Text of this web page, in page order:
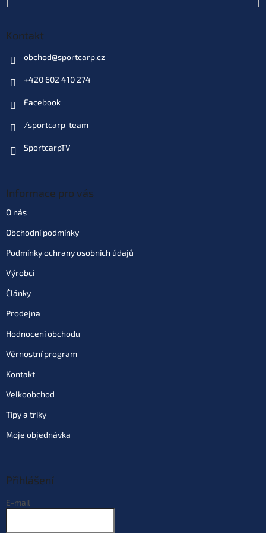
Kontakt
obchod@sportcarp.cz
+420 602 410 274
Facebook
/sportcarp_team
SportcarpTV
Informace pro vás
O nás
Obchodní podmínky
Podmínky ochrany osobních údajů
Výrobci
Články
Prodejna
Hodnocení obchodu
Věrnostní program
Kontakt
Velkoobchod
Tipy a triky
Moje objednávka
Přihlášení
E-mail